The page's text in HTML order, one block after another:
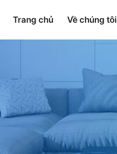
Trang chủ Về chúng tôi